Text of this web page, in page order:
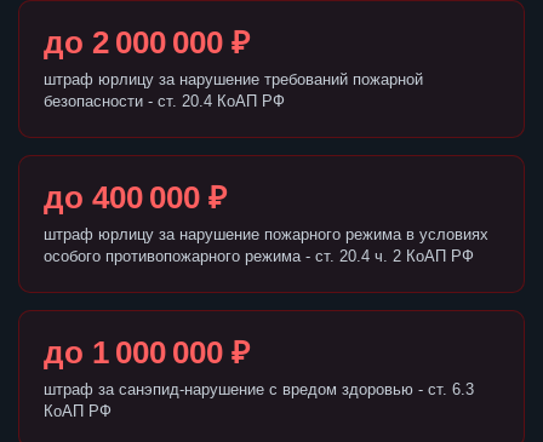
до 2 000 000 ₽
штраф юрлицу за нарушение требований пожарной
безопасности - ст. 20.4 КоАП РФ
до 400 000 ₽
штраф юрлицу за нарушение пожарного режима в условиях
особого противопожарного режима - ст. 20.4 ч. 2 КоАП РФ
до 1 000 000 ₽
штраф за санэпид-нарушение с вредом здоровью - ст. 6.3
КоАП РФ